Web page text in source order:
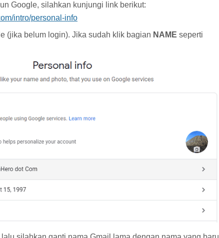
Google, silahkan kunjungi link berikut:
intro/personal-info
(jika belum login). Jika sudah klik bagian NAME seperti